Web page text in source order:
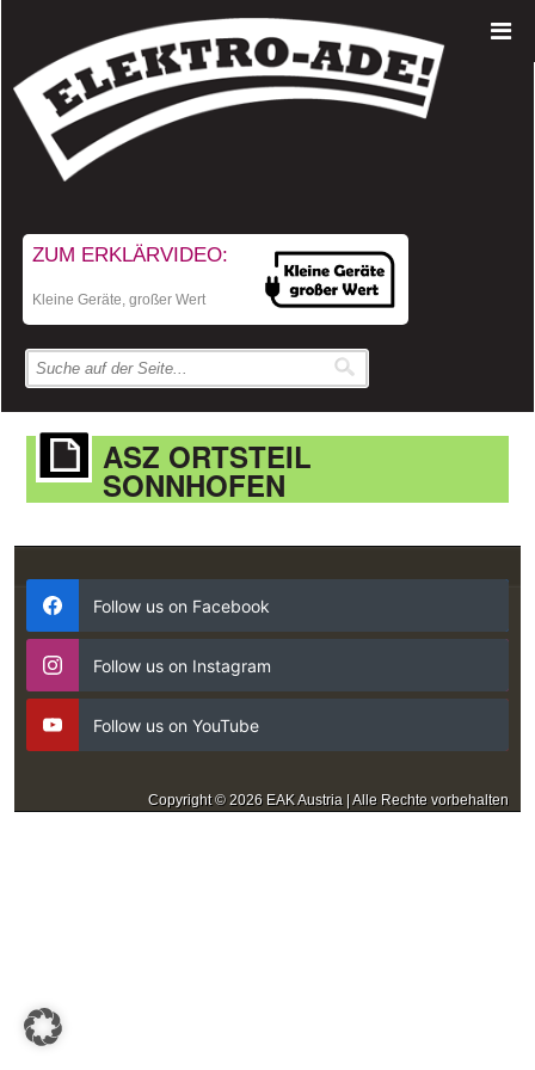
ZUM ERKLÄRVIDEO:
Kleine Geräte, großer Wert
ASZ ORTSTEIL
SONNHOFEN
Follow us on Facebook
Follow us on Instagram
Follow us on YouTube
Copyright © 2026 EAK Austria | Alle Rechte vorbehalten